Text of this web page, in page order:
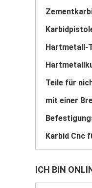
Hartmetall-
Karbid Cnc
ICH BIN